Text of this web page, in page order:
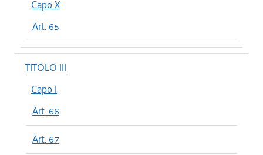
Capo X
Art. 65
TITOLO III
Capo I
Art. 66
Art. 67